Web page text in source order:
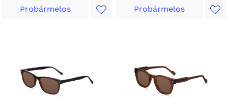
Probármelos Probármelos